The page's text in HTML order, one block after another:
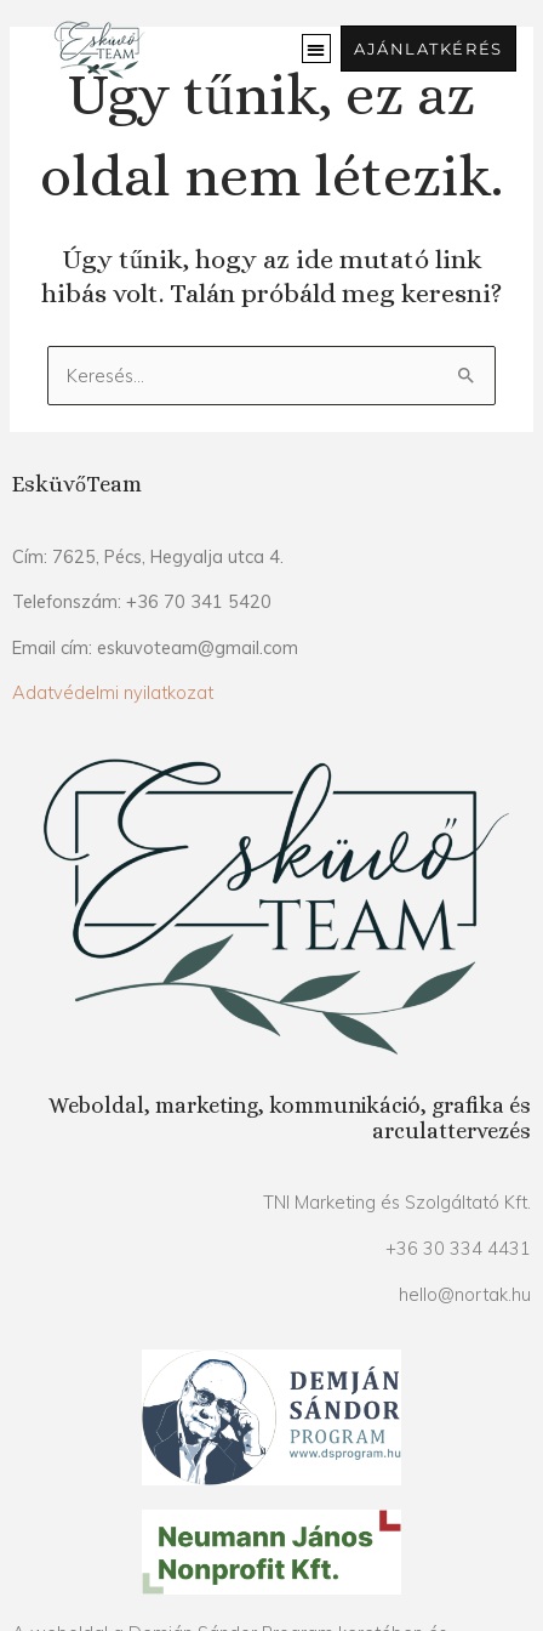
tartalomra
AJÁNLATKÉRÉS
Úgy tűnik, ez az
oldal nem létezik.
Úgy tűnik, hogy az ide mutató link
hibás volt. Talán próbáld meg keresni?
Keresés:
EsküvőTeam
Cím: 7625, Pécs, Hegyalja utca 4.
Telefonszám: +36 70 341 5420
Email cím: eskuvoteam@gmail.com
Adatvédelmi nyilatkozat
Weboldal, marketing, kommunikáció, grafika és
arculattervezés
TNI Marketing és Szolgáltató Kft.
+36 30 334 4431
hello@nortak.hu